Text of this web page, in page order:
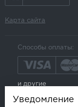
Карта сайта
Способы оплаты:
и другие
Уведомление